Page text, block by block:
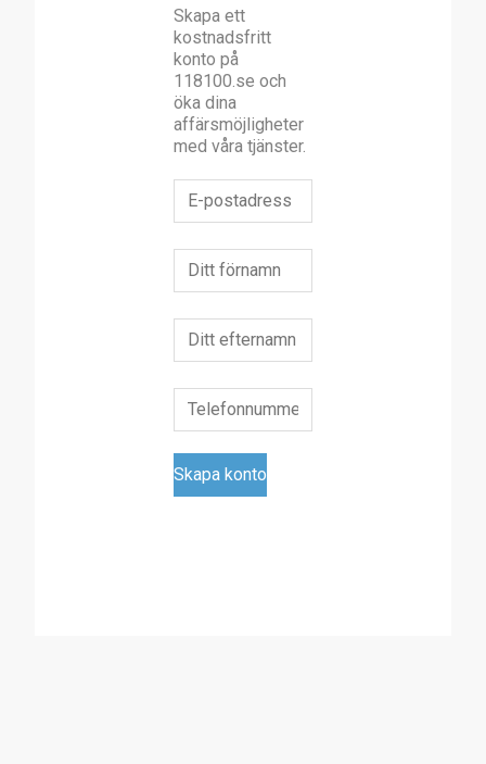
Skapa ett
kostnadsfritt
konto på
118100.se och
öka dina
affärsmöjligheter
med våra tjänster.